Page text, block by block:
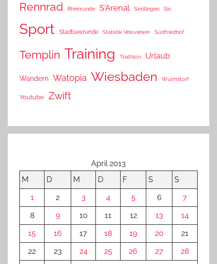
Rennrad Rheinrunde S'Arenal Sindlingen Ski
Sport Stadtseerunde Statistik Veloviewer Südfriedhof
Templin Training Triathlon Urlaub
Wandern Watopia Wiesbaden Wulmstorf
Youtube Zwift
April 2013
M
D M D F S
S
1
2 3 4 5 6
7
8
9 10 11 12 13
14
15
16 17 18 19 20
21
22
23 24 25 26 27
28